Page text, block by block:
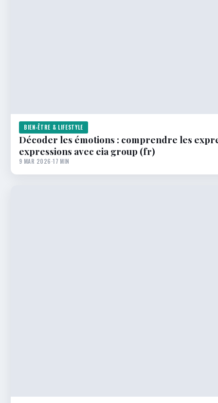
BIEN-ÊTRE & LIFESTYLE
Décoder les émotions : comprendre les
expressions avec eia group (fr)
9 MAR 2026·17 MIN